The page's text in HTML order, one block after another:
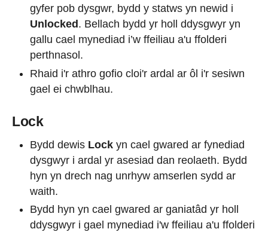
gyfer pob dysgwr, bydd y statws yn newid i
Unlocked . Bellach bydd yr holl ddysgwyr yn
gallu cael mynediad i’w ffeiliau a'u ffolderi
perthnasol.
Rhaid i'r athro gofio cloi'r ardal ar ôl i'r sesiwn
gael ei chwblhau.
Lock
Bydd dewis Lock yn cael gwared ar fynediad
dysgwyr i ardal yr asesiad dan reolaeth. Bydd
hyn yn drech nag unrhyw amserlen sydd ar
waith.
Bydd hyn yn cael gwared ar ganiatâd yr holl
ddysgwyr i gael mynediad i'w ffeiliau a'u ffolderi